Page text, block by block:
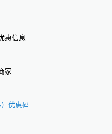
惠信息
家
）优惠码